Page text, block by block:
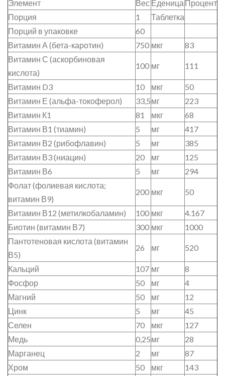
Элемент Вес Еденица Процент
Порция
1
Таблетка
Порций в упаковке
60
Витамин А (бета-каротин)
750 мкг
83
Витамин С (аскорбиновая
кислота)
100 мг 111
Витамин D3 10 мкг
50
Витамин Е (альфа-токоферол)
33,5мг
223
Витамин К1
81 мкг
68
Витамин В1 (тиамин)
5 мг
417
Витамин В2 (рибофлавин)
5 мг
385
Витамин В3 (ниацин)
20 мг
125
Витамин В6
5 мг
294
Фолат (фолиевая кислота;
витамин В9)
200 мкг 50
Витамин В12 (метилкобаламин) 100 мкг
4.167
Биотин (витамин В7)
300 мкг
1000
Пантотеновая кислота (витамин
В5)
26 мг 520
Кальций 107 мг
8
Фосфор
50 мг
4
Магний
50 мг
12
Цинк
5 мг
45
Селен
70 мкг
127
Медь
0,25мг
28
Марганец
2 мг
87
Хром
50 мкг
143